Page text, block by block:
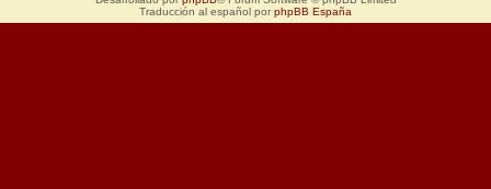
Traducción al español por phpBB España